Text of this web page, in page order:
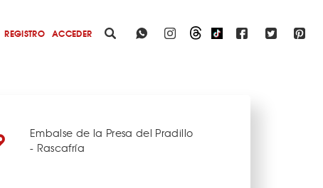
REGISTRO ACCEDER
Embalse de la Presa del Pradillo
- Rascafría